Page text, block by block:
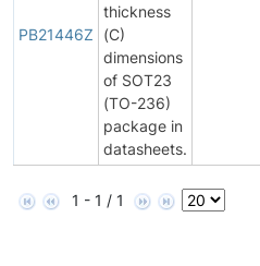
PB21446Z
thickness
(C)
dimensions
of SOT23
(TO-236)
package in
datasheets.
1 - 1 / 1